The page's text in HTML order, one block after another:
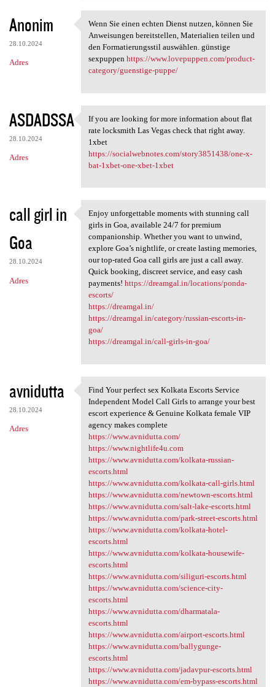
Anonim
28.10.2024
Adres
Wenn Sie einen echten Dienst
Wenn Sie einen echten Dienst nutzen, können Sie
Anweisungen bereitstellen, Materialien teilen und
den Formatierungsstil auswählen. günstige
sexpuppen https://www.lovepuppen.com/product-
category/guenstige-puppe/
ASDADSSA
28.10.2024
Adres
If you are looking for more
If you are looking for more information about flat
rate locksmith Las Vegas check that right away.
1xbet
https://socialwebnotes.com/story3851438/one-x-
bat-1xbet-one-xbet-1xbet
call girl in
Goa
28.10.2024
Adres
Enjoy unforgettable moments
Enjoy unforgettable moments with stunning call
girls in Goa, available 24/7 for premium
companionship. Whether you want to unwind,
explore Goa’s nightlife, or create lasting memories,
our top-rated Goa call girls are just a call away.
Quick booking, discreet service, and easy cash
payments! https://dreamgal.in/locations/ponda-
escorts/
https://dreamgal.in/
https://dreamgal.in/category/russian-escorts-in-
goa/
https://dreamgal.in/call-girls-in-goa/
avnidutta
28.10.2024
Adres
Find Your perfect sex Kolkata
Find Your perfect sex Kolkata Escorts Service
Independent Model Call Girls to arrange your best
escort experience & Genuine Kolkata female VIP
agency makes complete
https://www.avnidutta.com/
https://www.nightlife4u.com
https://www.avnidutta.com/kolkata-russian-
escorts.html
https://www.avnidutta.com/kolkata-call-girls.html
https://www.avnidutta.com/newtown-escorts.html
https://www.avnidutta.com/salt-lake-escorts.html
https://www.avnidutta.com/park-street-escorts.html
https://www.avnidutta.com/kolkata-hotel-
escorts.html
https://www.avnidutta.com/kolkata-housewife-
escorts.html
https://www.avnidutta.com/siliguri-escorts.html
https://www.avnidutta.com/science-city-
escorts.html
https://www.avnidutta.com/dharmatala-
escorts.html
https://www.avnidutta.com/airport-escorts.html
https://www.avnidutta.com/ballygunge-
escorts.html
https://www.avnidutta.com/jadavpur-escorts.html
https://www.avnidutta.com/em-bypass-escorts.html